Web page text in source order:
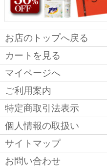
お店のトップへ戻る
カートを見る
マイページへ
ご利用案内
特定商取引法表示
個人情報の取扱い
サイトマップ
お問い合わせ